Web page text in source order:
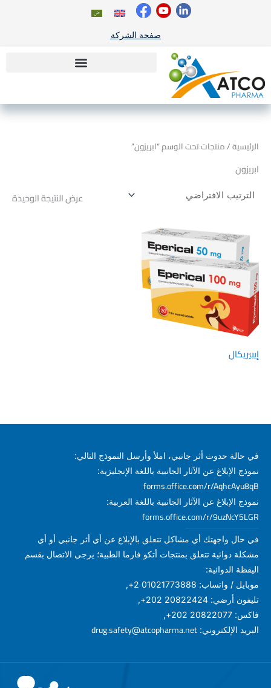
صفحة الشركة
الرئيسية/ منتجات تحت الوسم “ابريزون”
ابريزون
عرض النتيجة الوحيدة
إيبيريكال
في حالة حدوث أثر جانبي، املأ وأرسل النموذج التالي:
نموذج الإبلاغ عن الآثار الجانبية باللغة الإنجليزية:
forms.office.com/r/AqhcAyu8qB
نموذج الإبلاغ عن الآثار الجانبية باللغة العربية:
forms.office.com/r/9uzNcY5LGR
في حال واجهتك أي مشاكل تتعلق بالإبلاغ عن أي أثر جانبي أو أي
مشكلة دوائية تتعلق بمنتجات أتكو فارما الطبية؛ يرجى الاتصال بقسم
اليقظة الدوائية:
موبايل / واتساب: 01021773888 2+,
تليفون أرضي: 20822424 202+,
فاكس: 20822077 202+,
البريد الإلكتروني: drug.safety@atcopharma.net